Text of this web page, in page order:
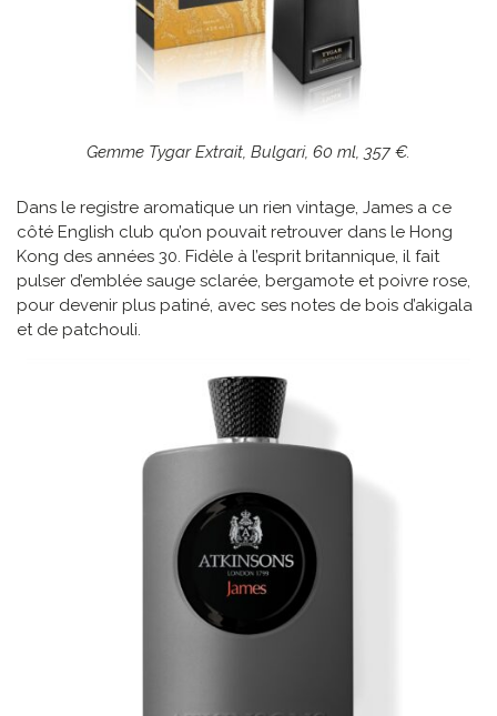
Gemme Tygar Extrait, Bulgari, 60 ml, 357 €.
Dans le registre aromatique un rien vintage, James a ce
côté English club qu’on pouvait retrouver dans le Hong
Kong des années 30. Fidèle à l’esprit britannique, il fait
pulser d’emblée sauge sclarée, bergamote et poivre rose,
pour devenir plus patiné, avec ses notes de bois d’akigala
et de patchouli.